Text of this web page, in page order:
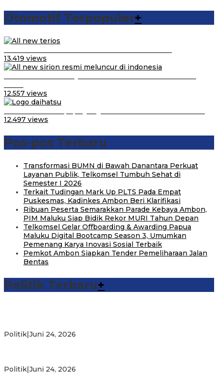
Otomotif Terpopuler+
13.419 views
12.557 views
12.497 views
Pos-pos Terbaru
Transformasi BUMN di Bawah Danantara Perkuat
Layanan Publik, Telkomsel Tumbuh Sehat di
Semester I 2026
Terkait Tudingan Mark Up PLTS Pada Empat
Puskesmas, Kadinkes Ambon Beri Klarifikasi
Ribuan Peserta Semarakkan Parade Kebaya Ambon,
PIM Maluku Siap Bidik Rekor MURI Tahun Depan
Telkomsel Gelar Offboarding & Awarding Papua
Maluku Digital Bootcamp Season 3, Umumkan
Pemenang Karya Inovasi Sosial Terbaik
Pemkot Ambon Siapkan Tender Pemeliharaan Jalan
Bentas
Politik Terbaru+
Politik Juni 24, 2026
Politik Juni 24, 2026